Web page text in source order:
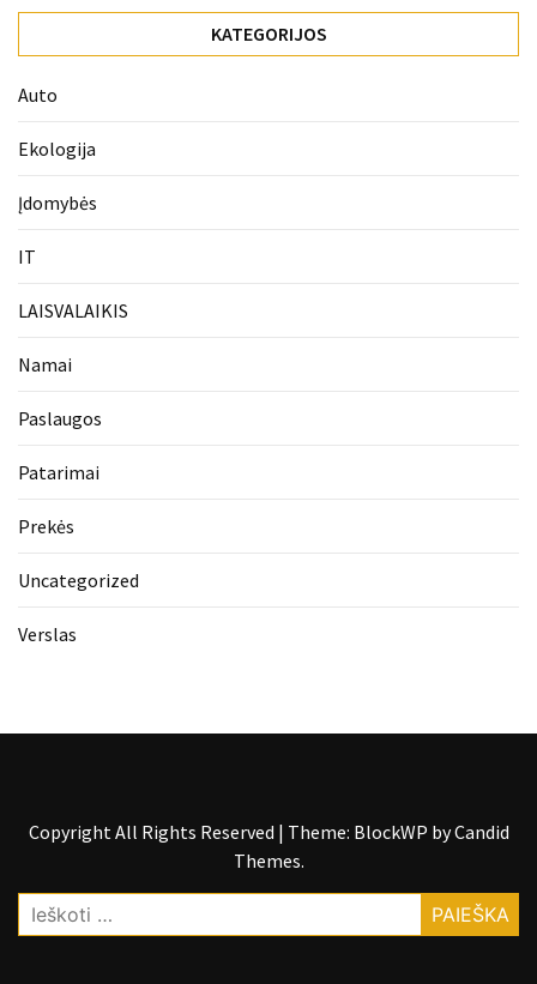
KATEGORIJOS
Auto
Ekologija
Įdomybės
IT
LAISVALAIKIS
Namai
Paslaugos
Patarimai
Prekės
Uncategorized
Verslas
Copyright All Rights Reserved | Theme: BlockWP byCandid
Themes.
Ieškoti: